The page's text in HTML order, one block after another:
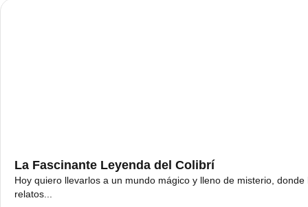
La Fascinante Leyenda del Colibrí
Hoy quiero llevarlos a un mundo mágico y lleno de misterio,
relatos...